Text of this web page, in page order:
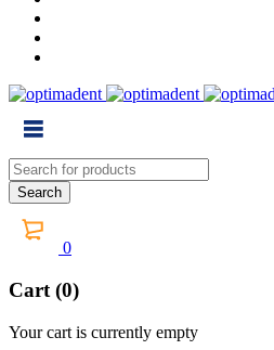
0
Cart (0)
Your cart is currently empty